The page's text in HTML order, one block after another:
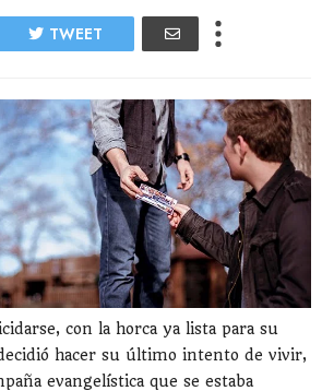
TWEET
con la horca ya lista para su
hacer su último intento de vivir,
evangelística que se estaba